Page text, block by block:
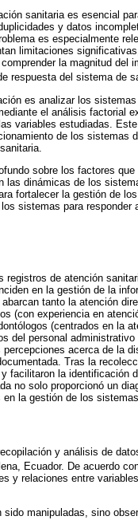
sanitaria es esencial
y datos
es especialmente
limitaciones
la magnitud del
respuesta del sistema de
es analizar los
el análisis factorial
variables estudiadas.
de los sistemas
sobre los factores
las dinámicas de los
fortalecer la gestión de
sistemas para responder
registros de atención
en la gestión de la
tanto la atención
(con experiencia en
(centrados en la
del personal
acerca de la
Tras la
facilitaron la identificación
no solo proporcionó un
la gestión de los
y análisis de
Ecuador. De acuerdo
y relaciones entre
manipuladas, sino